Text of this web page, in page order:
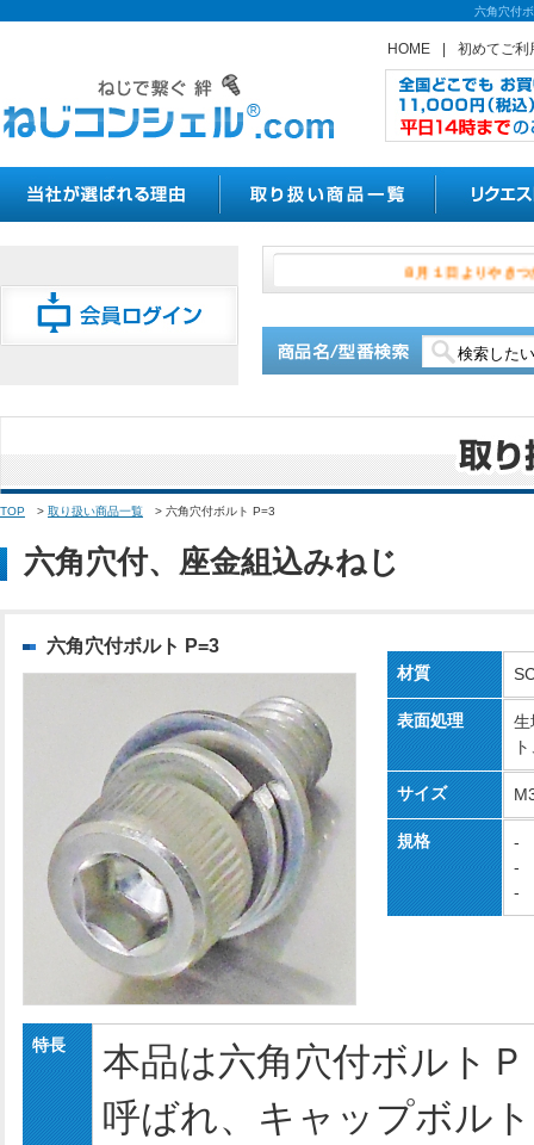
六角穴付
HOME 初めてご利
８月１日
TOP > 取り扱い商品一覧 > 六角穴付ボルト P=3
六角穴付、座金組込みねじ
六角穴付ボルト P=3
材質
表面処理
生
サイズ
規格
-
-
-
特長
本品は六角穴付ボルト
呼ばれ、キャップボル